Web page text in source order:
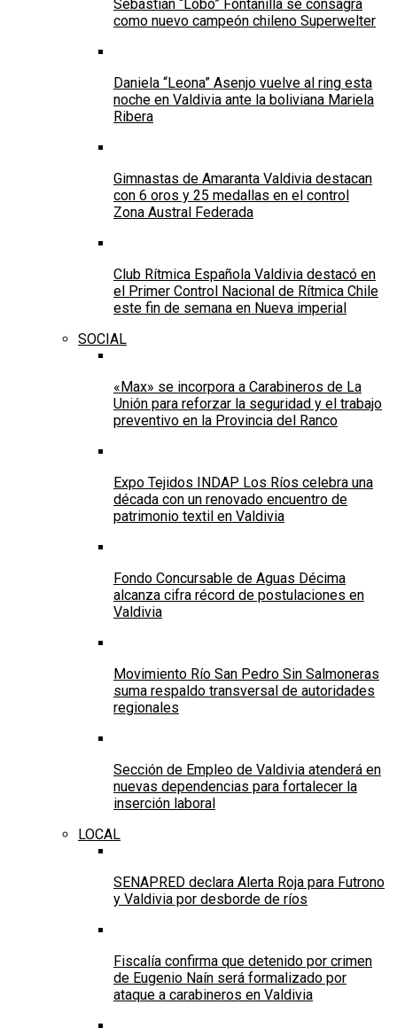
Sebastián “Lobo” Fontanilla se consagra
como nuevo campeón chileno Superwelter
Daniela “Leona” Asenjo vuelve al ring esta
noche en Valdivia ante la boliviana Mariela
Ribera
Gimnastas de Amaranta Valdivia destacan
con 6 oros y 25 medallas en el control
Zona Austral Federada
Club Rítmica Española Valdivia destacó en
el Primer Control Nacional de Rítmica Chile
este fin de semana en Nueva imperial
SOCIAL
«Max» se incorpora a Carabineros de La
Unión para reforzar la seguridad y el trabajo
preventivo en la Provincia del Ranco
Expo Tejidos INDAP Los Ríos celebra una
década con un renovado encuentro de
patrimonio textil en Valdivia
Fondo Concursable de Aguas Décima
alcanza cifra récord de postulaciones en
Valdivia
Movimiento Río San Pedro Sin Salmoneras
suma respaldo transversal de autoridades
regionales
Sección de Empleo de Valdivia atenderá en
nuevas dependencias para fortalecer la
inserción laboral
LOCAL
SENAPRED declara Alerta Roja para Futrono
y Valdivia por desborde de ríos
Fiscalía confirma que detenido por crimen
de Eugenio Naín será formalizado por
ataque a carabineros en Valdivia